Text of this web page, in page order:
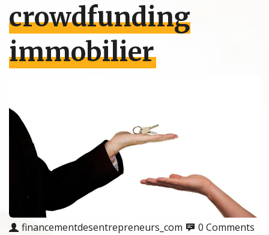
crowdfunding
immobilier
financementdesentrepreneurs_com
0 Comments